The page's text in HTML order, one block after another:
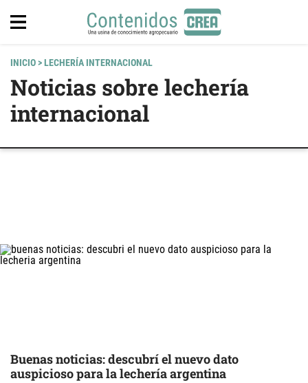
INICIO> LECHERÍA INTERNACIONAL
Noticias sobre lechería
internacional
Buenas noticias: descubrí el nuevo dato
auspicioso para la lechería argentina